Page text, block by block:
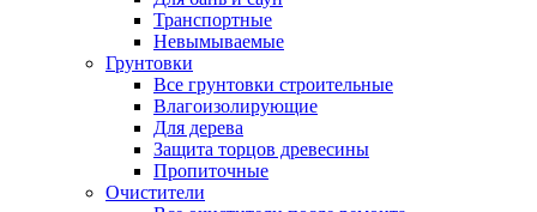
Транспортные
Невымываемые
Грунтовки
Все грунтовки строительные
Влагоизолирующие
Для дерева
Защита торцов древесины
Пропиточные
Очистители